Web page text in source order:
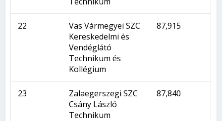
22
Vas Vármegyei SZC
Kereskedelmi és
Vendéglátó
Technikum és
Kollégium
87,915
23
Zalaegerszegi SZC
Csány László
Technikum
87,840